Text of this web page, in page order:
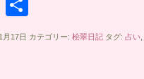
有
月17日 カテゴリー:桧翠日記 タグ:占い